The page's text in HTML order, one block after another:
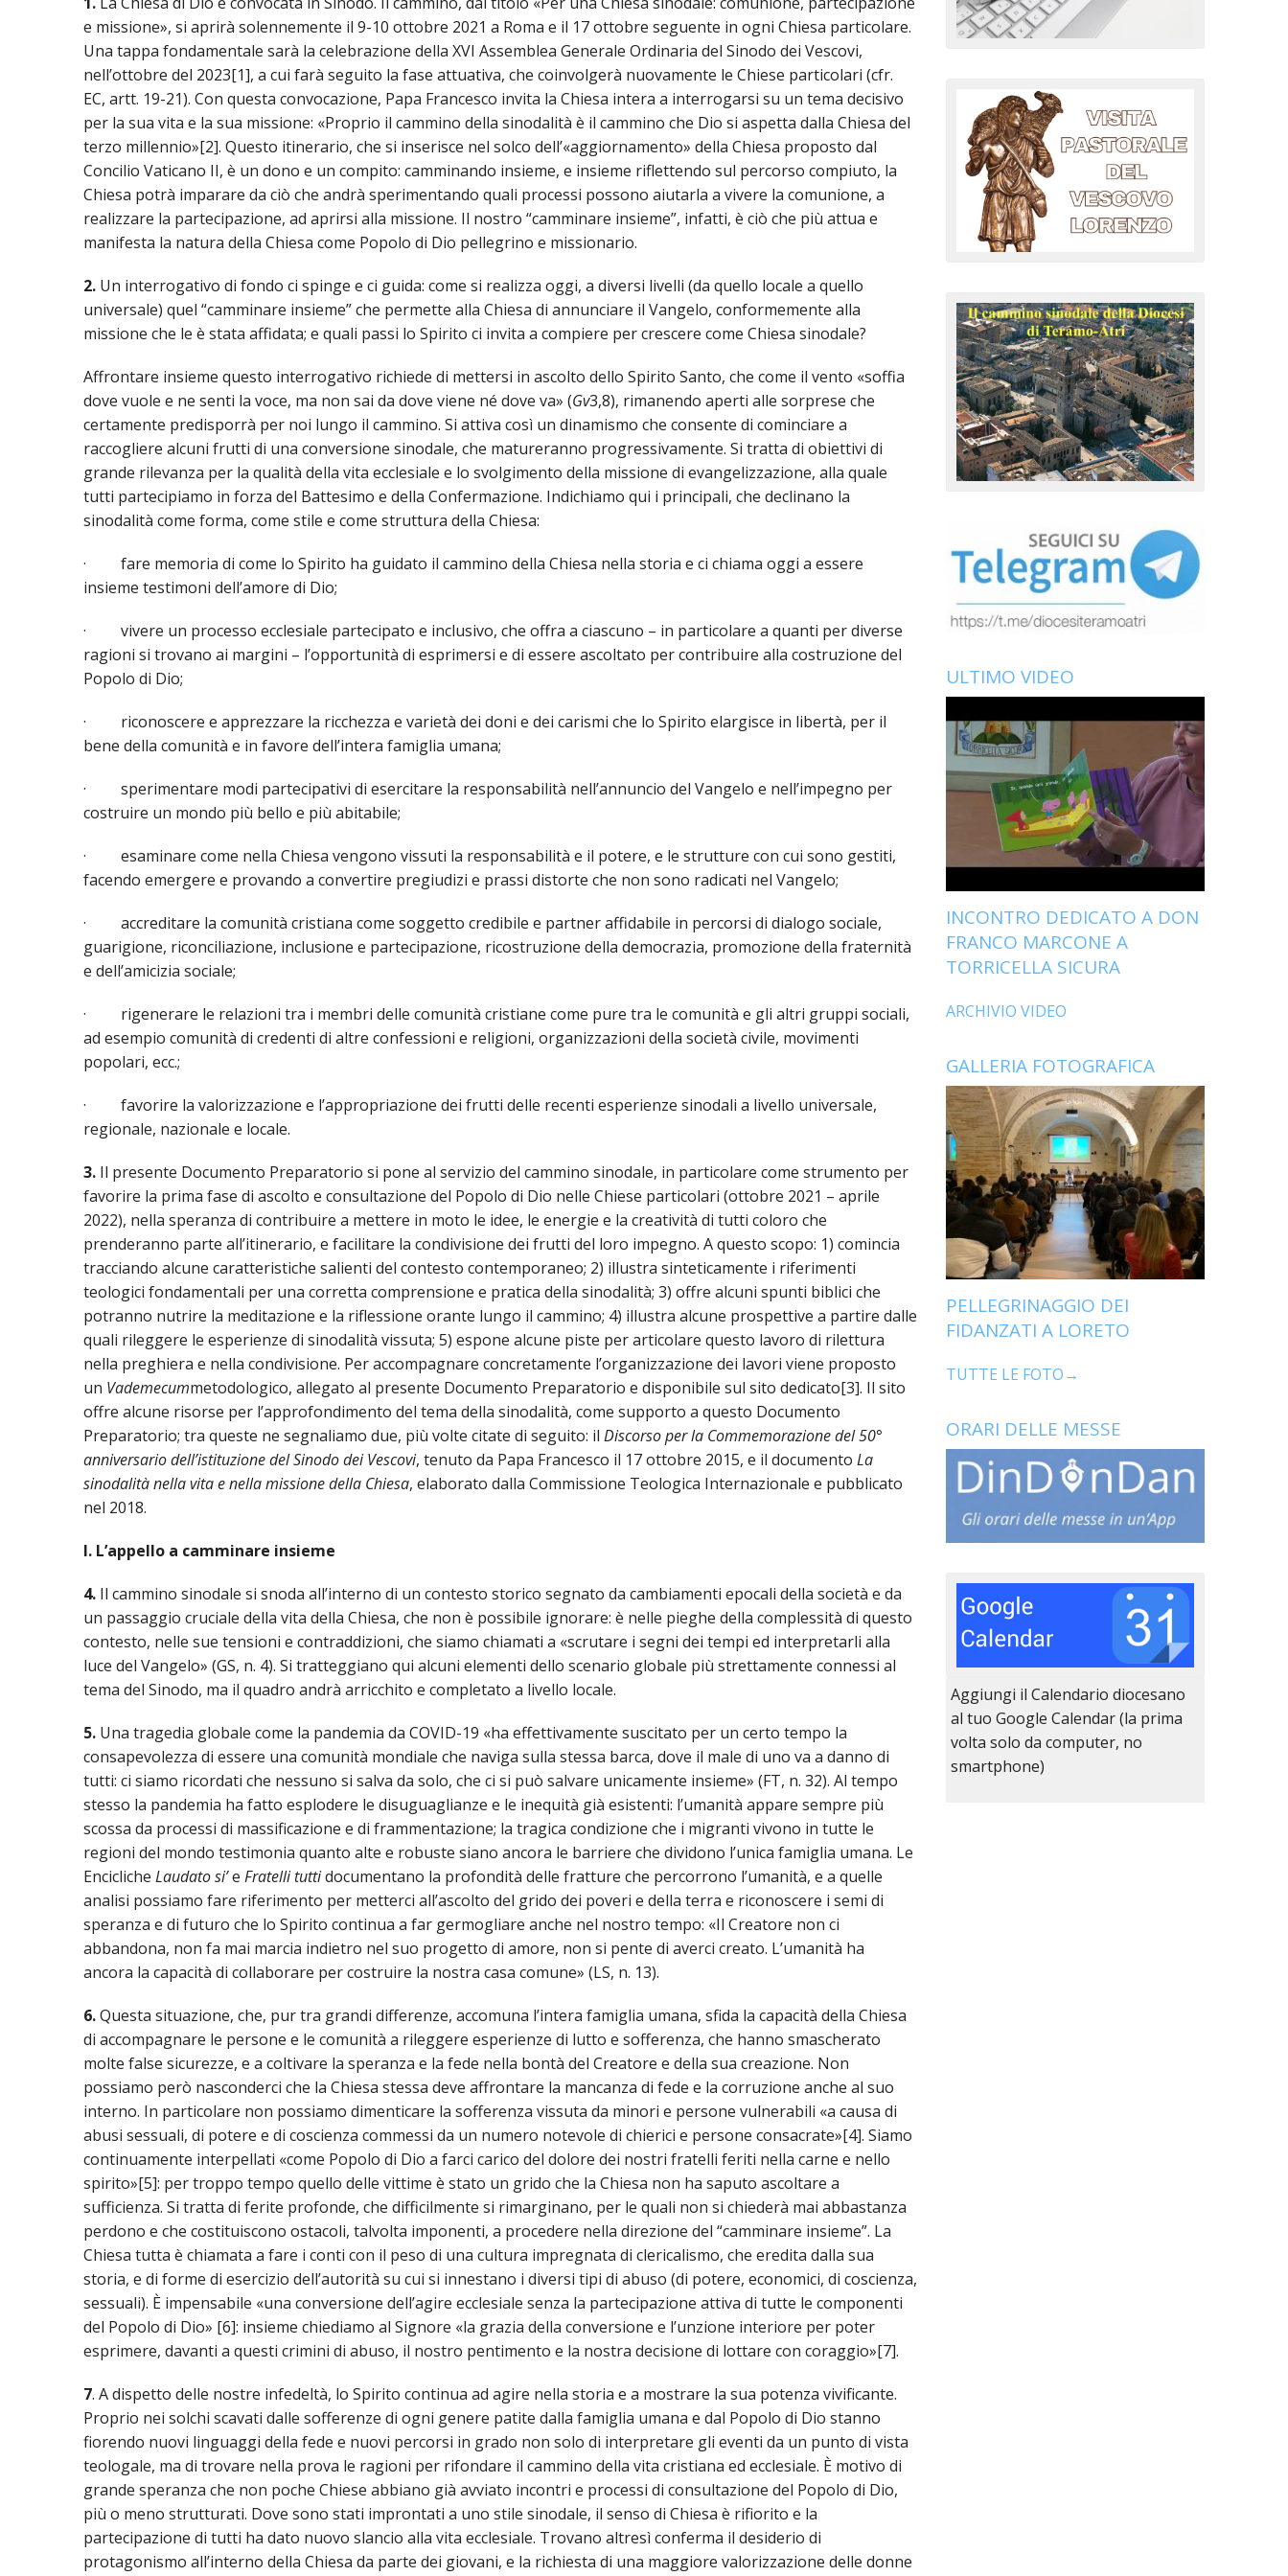
EVANGELIZZAZIONE DELLA CULTURA
PASTORALE SCOLASTICA
PASTORALE UNIVERSITARIA
INSEGNAMENTO RELIGIONE CATTOLICA
UFFICIO LITURGICO
PASTORALE DELLA FAMIGLIA
PASTORALE DELLA SALUTE
PASTORALE DELLE VOCAZIONI
PASTORALE GIOVANILE
LAICATO
PROBLEMI SOCIALI E LAVORO
PROMOZIONE E SOSTEGNO ECONOMICO ALLA CHIESA CATTOLICA
UFFICIO PER LO SPORT
TUTELA DEI MINORI E DELLE PERSONE VULNERABILI
UNITALSI
e missione», si aprirà solennemente il 9-10 ottobre 2021 a Roma e il 17 ottobre seguente in ogni Chiesa particolare.
Una tappa fondamentale sarà la celebrazione della XVI Assemblea Generale Ordinaria del Sinodo dei Vescovi,
nell’ottobre del 2023[1], a cui farà seguito la fase attuativa, che coinvolgerà nuovamente le Chiese particolari (cfr.
EC, artt. 19-21). Con questa convocazione, Papa Francesco invita la Chiesa intera a interrogarsi su un tema decisivo
per la sua vita e la sua missione: «Proprio il cammino della sinodalità è il cammino che Dio si aspetta dalla Chiesa del
terzo millennio»[2]. Questo itinerario, che si inserisce nel solco dell’«aggiornamento» della Chiesa proposto dal
Concilio Vaticano II, è un dono e un compito: camminando insieme, e insieme riflettendo sul percorso compiuto, la
Chiesa potrà imparare da ciò che andrà sperimentando quali processi possono aiutarla a vivere la comunione, a
realizzare la partecipazione, ad aprirsi alla missione. Il nostro “camminare insieme”, infatti, è ciò che più attua e
manifesta la natura della Chiesa come Popolo di Dio pellegrino e missionario.
2. Un interrogativo di fondo ci spinge e ci guida: come si realizza oggi, a diversi livelli (da quello locale a quello
universale) quel “camminare insieme” che permette alla Chiesa di annunciare il Vangelo, conformemente alla
missione che le è stata affidata; e quali passi lo Spirito ci invita a compiere per crescere come Chiesa sinodale?
Affrontare insieme questo interrogativo richiede di mettersi in ascolto dello Spirito Santo, che come il vento «soffia
dove vuole e ne senti la voce, ma non sai da dove viene né dove va» (Gv3,8), rimanendo aperti alle sorprese che
certamente predisporrà per noi lungo il cammino. Si attiva così un dinamismo che consente di cominciare a
raccogliere alcuni frutti di una conversione sinodale, che matureranno progressivamente. Si tratta di obiettivi di
grande rilevanza per la qualità della vita ecclesiale e lo svolgimento della missione di evangelizzazione, alla quale
tutti partecipiamo in forza del Battesimo e della Confermazione. Indichiamo qui i principali, che declinano la
sinodalità come forma, come stile e come struttura della Chiesa:
· fare memoria di come lo Spirito ha guidato il cammino della Chiesa nella storia e ci chiama oggi a essere
insieme testimoni dell’amore di Dio;
· vivere un processo ecclesiale partecipato e inclusivo, che offra a ciascuno – in particolare a quanti per diverse
ragioni si trovano ai margini – l’opportunità di esprimersi e di essere ascoltato per contribuire alla costruzione del
Popolo di Dio;
· riconoscere e apprezzare la ricchezza e varietà dei doni e dei carismi che lo Spirito elargisce in libertà, per il
bene della comunità e in favore dell’intera famiglia umana;
· sperimentare modi partecipativi di esercitare la responsabilità nell’annuncio del Vangelo e nell’impegno per
costruire un mondo più bello e più abitabile;
· esaminare come nella Chiesa vengono vissuti la responsabilità e il potere, e le strutture con cui sono gestiti,
facendo emergere e provando a convertire pregiudizi e prassi distorte che non sono radicati nel Vangelo;
· accreditare la comunità cristiana come soggetto credibile e partner affidabile in percorsi di dialogo sociale,
guarigione, riconciliazione, inclusione e partecipazione, ricostruzione della democrazia, promozione della fraternità
e dell’amicizia sociale;
· rigenerare le relazioni tra i membri delle comunità cristiane come pure tra le comunità e gli altri gruppi sociali,
ad esempio comunità di credenti di altre confessioni e religioni, organizzazioni della società civile, movimenti
popolari, ecc.;
· favorire la valorizzazione e l’appropriazione dei frutti delle recenti esperienze sinodali a livello universale,
regionale, nazionale e locale.
3. Il presente Documento Preparatorio si pone al servizio del cammino sinodale, in particolare come strumento per
favorire la prima fase di ascolto e consultazione del Popolo di Dio nelle Chiese particolari (ottobre 2021 – aprile
2022), nella speranza di contribuire a mettere in moto le idee, le energie e la creatività di tutti coloro che
prenderanno parte all’itinerario, e facilitare la condivisione dei frutti del loro impegno. A questo scopo: 1) comincia
tracciando alcune caratteristiche salienti del contesto contemporaneo; 2) illustra sinteticamente i riferimenti
teologici fondamentali per una corretta comprensione e pratica della sinodalità; 3) offre alcuni spunti biblici che
potranno nutrire la meditazione e la riflessione orante lungo il cammino; 4) illustra alcune prospettive a partire dalle
quali rileggere le esperienze di sinodalità vissuta; 5) espone alcune piste per articolare questo lavoro di rilettura
nella preghiera e nella condivisione. Per accompagnare concretamente l’organizzazione dei lavori viene proposto
un Vademecummetodologico, allegato al presente Documento Preparatorio e disponibile sul sito dedicato[3]. Il sito
offre alcune risorse per l’approfondimento del tema della sinodalità, come supporto a questo Documento
Preparatorio; tra queste ne segnaliamo due, più volte citate di seguito: il Discorso per la Commemorazione del 50°
anniversario dell’istituzione del Sinodo dei Vescovi, tenuto da Papa Francesco il 17 ottobre 2015, e il documento La
sinodalità nella vita e nella missione della Chiesa, elaborato dalla Commissione Teologica Internazionale e pubblicato
nel 2018.
I. L’appello a camminare insieme
4. Il cammino sinodale si snoda all’interno di un contesto storico segnato da cambiamenti epocali della società e da
un passaggio cruciale della vita della Chiesa, che non è possibile ignorare: è nelle pieghe della complessità di questo
contesto, nelle sue tensioni e contraddizioni, che siamo chiamati a «scrutare i segni dei tempi ed interpretarli alla
luce del Vangelo» (GS, n. 4). Si tratteggiano qui alcuni elementi dello scenario globale più strettamente connessi al
tema del Sinodo, ma il quadro andrà arricchito e completato a livello locale.
5. Una tragedia globale come la pandemia da COVID-19 «ha effettivamente suscitato per un certo tempo la
consapevolezza di essere una comunità mondiale che naviga sulla stessa barca, dove il male di uno va a danno di
tutti: ci siamo ricordati che nessuno si salva da solo, che ci si può salvare unicamente insieme» (FT, n. 32). Al tempo
stesso la pandemia ha fatto esplodere le disuguaglianze e le inequità già esistenti: l’umanità appare sempre più
scossa da processi di massificazione e di frammentazione; la tragica condizione che i migranti vivono in tutte le
regioni del mondo testimonia quanto alte e robuste siano ancora le barriere che dividono l’unica famiglia umana. Le
Encicliche Laudato si’e Fratelli tuttidocumentano la profondità delle fratture che percorrono l’umanità, e a quelle
analisi possiamo fare riferimento per metterci all’ascolto del grido dei poveri e della terra e riconoscere i semi di
speranza e di futuro che lo Spirito continua a far germogliare anche nel nostro tempo: «Il Creatore non ci
abbandona, non fa mai marcia indietro nel suo progetto di amore, non si pente di averci creato. L’umanità ha
ancora la capacità di collaborare per costruire la nostra casa comune» (LS, n. 13).
6.Questa situazione, che, pur tra grandi differenze, accomuna l’intera famiglia umana, sfida la capacità della Chiesa
di accompagnare le persone e le comunità a rileggere esperienze di lutto e sofferenza, che hanno smascherato
molte false sicurezze, e a coltivare la speranza e la fede nella bontà del Creatore e della sua creazione. Non
possiamo però nasconderci che la Chiesa stessa deve affrontare la mancanza di fede e la corruzione anche al suo
interno. In particolare non possiamo dimenticare la sofferenza vissuta da minori e persone vulnerabili «a causa di
abusi sessuali, di potere e di coscienza commessi da un numero notevole di chierici e persone consacrate»[4]. Siamo
continuamente interpellati «come Popolo di Dio a farci carico del dolore dei nostri fratelli feriti nella carne e nello
spirito»[5]: per troppo tempo quello delle vittime è stato un grido che la Chiesa non ha saputo ascoltare a
sufficienza. Si tratta di ferite profonde, che difficilmente si rimarginano, per le quali non si chiederà mai abbastanza
perdono e che costituiscono ostacoli, talvolta imponenti, a procedere nella direzione del “camminare insieme”. La
Chiesa tutta è chiamata a fare i conti con il peso di una cultura impregnata di clericalismo, che eredita dalla sua
storia, e di forme di esercizio dell’autorità su cui si innestano i diversi tipi di abuso (di potere, economici, di coscienza,
sessuali). È impensabile «una conversione dell’agire ecclesiale senza la partecipazione attiva di tutte le componenti
del Popolo di Dio» [6]: insieme chiediamo al Signore «la grazia della conversione e l’unzione interiore per poter
esprimere, davanti a questi crimini di abuso, il nostro pentimento e la nostra decisione di lottare con coraggio»[7].
7. A dispetto delle nostre infedeltà, lo Spirito continua ad agire nella storia e a mostrare la sua potenza vivificante.
Proprio nei solchi scavati dalle sofferenze di ogni genere patite dalla famiglia umana e dal Popolo di Dio stanno
fiorendo nuovi linguaggi della fede e nuovi percorsi in grado non solo di interpretare gli eventi da un punto di vista
teologale, ma di trovare nella prova le ragioni per rifondare il cammino della vita cristiana ed ecclesiale. È motivo di
grande speranza che non poche Chiese abbiano già avviato incontri e processi di consultazione del Popolo di Dio,
più o meno strutturati. Dove sono stati improntati a uno stile sinodale, il senso di Chiesa è rifiorito e la
partecipazione di tutti ha dato nuovo slancio alla vita ecclesiale. Trovano altresì conferma il desiderio di
protagonismo all’interno della Chiesa da parte dei giovani, e la richiesta di una maggiore valorizzazione delle donne
ULTIMO VIDEO
INCONTRO DEDICATO A DON
FRANCO MARCONE A
TORRICELLA SICURA
ARCHIVIO VIDEO
GALLERIA FOTOGRAFICA
PELLEGRINAGGIO DEI
FIDANZATI A LORETO
TUTTE LE FOTO→
ORARI DELLE MESSE
Aggiungi il Calendario diocesano
al tuo Google Calendar (la prima
volta solo da computer, no
smartphone)